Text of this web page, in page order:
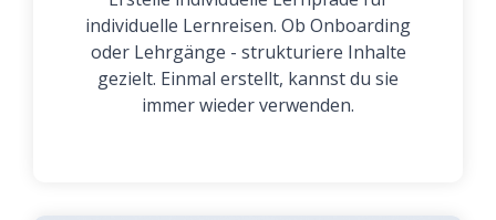
individuelle Lernreisen. Ob Onboarding
oder Lehrgänge - strukturiere Inhalte
gezielt. Einmal erstellt, kannst du sie
immer wieder verwenden.